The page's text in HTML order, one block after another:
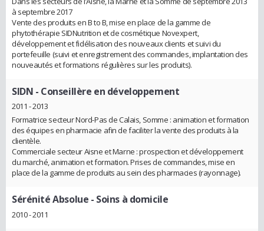
à septembre 2017
Vente des produits en B to B, mise en place de la gamme de
phytothérapie SIDNutrition et de cosmétique Novexpert,
développement et fidélisation des nouveaux clients et suivi du
portefeuille (suivi et enregistrement des commandes, implantation des
nouveautés et formations régulières sur les produits).
SIDN - Conseillère en développement
2011 - 2013
Formatrice secteur Nord-Pas de Calais, Somme : animation et formation
des équipes en pharmacie afin de faciliter la vente des produits à la
clientèle.
Commerciale secteur Aisne et Marne : prospection et développement
du marché, animation et formation. Prises de commandes, mise en
place de la gamme de produits au sein des pharmacies (rayonnage).
Sérénité Absolue - Soins à domicile
2010 - 2011